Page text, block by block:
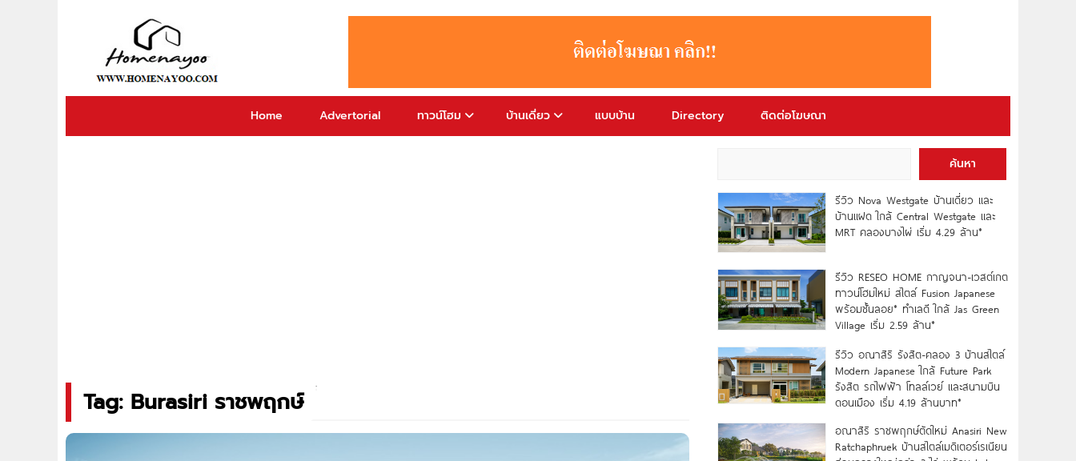
Home Advertorial ทาวน์โฮม บ้านเดี่ยว แบบบ้าน Directory ติดต่อโฆษณา
Tag: Burasiri ราชพฤกษ์
ค้นหา
รีวิว Nova Westgate บ้านเดี่ยว และ
บ้านแฝด ใกล้ Central Westgate และ
MRT คลองบางไผ่ เริ่ม 4.29 ล้าน*
รีวิว RESEO HOME กาญจนา-เวสต์เกต
ทาวน์โฮมใหม่ สไตล์ Fusion Japanese
พร้อมชั้นลอย* ทำเลดี ใกล้ Jas Green
Village เริ่ม 2.59 ล้าน*
รีวิว อณาสิริ รังสิต-คลอง 3 บ้านสไตล์
Modern Japanese ใกล้ Future Park
รังสิต รถไฟฟ้า โทลล์เวย์ และสนามบิน
ดอนเมือง เริ่ม 4.19 ล้านบาท*
อณาสิริ ราชพฤกษ์ตัดใหม่ Anasiri New
Ratchaphruek บ้านสไตล์เมดิเตอร์เรเนียน